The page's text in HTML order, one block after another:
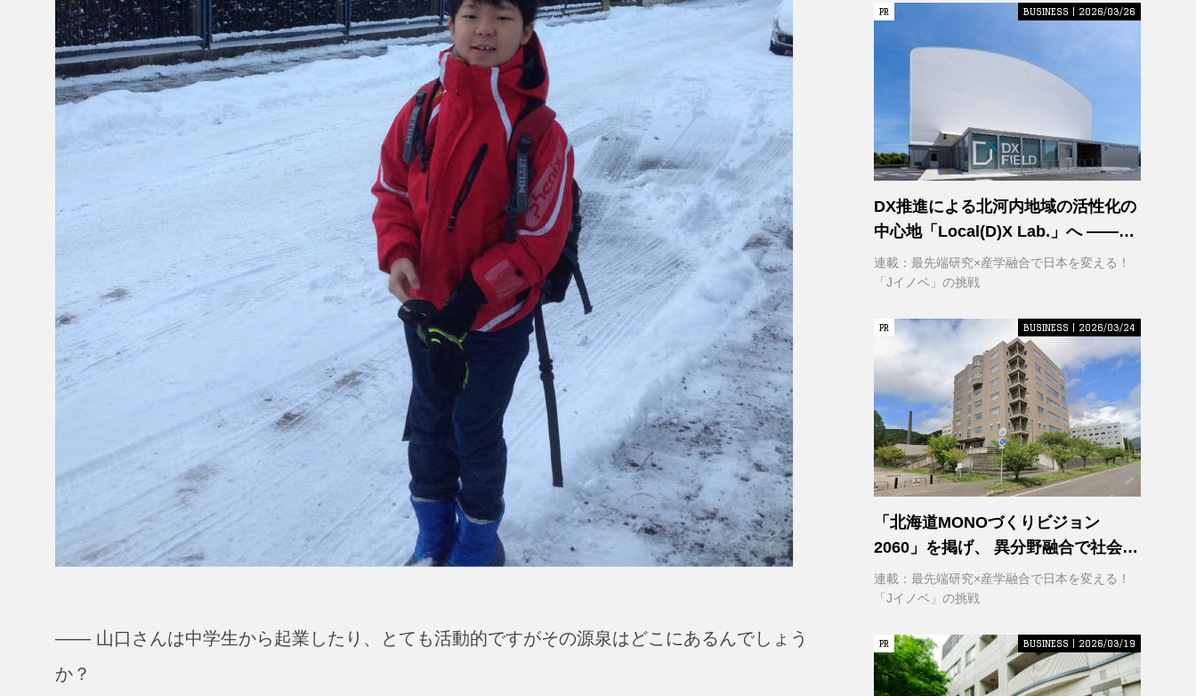
―― 山口さんは中学生から起業したり、とても活動的ですがその源泉はどこにあるんでしょう
か？
PR
PR BUSINESS | 2026/03/26
DX推進による北河内地域の活性化の
中心地「Local(D)X Lab.」へ ――延
べ1,400㎡の巨大実証空間で地域DX
に挑む 大阪工業大学 DXフィールド
連載：最先端研究×産学融合で日本を変える！
「Jイノベ」の挑戦
PR
PR BUSINESS | 2026/03/24
「北海道MONOづくりビジョン
2060」を掲げ、 異分野融合で社会変
革に挑む 室蘭工業大学 クリエイティ
ブコラボレーションセンター
連載：最先端研究×産学融合で日本を変える！
「Jイノベ」の挑戦
PR
PR BUSINESS | 2026/03/19